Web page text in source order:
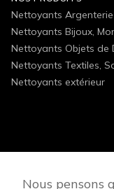
Nettoyants Argenterie
Nettoyants Bijoux,
Nettoyants Objets de
Nettoyants Textiles,
Nettoyants extérieur
FOLLOW US
Nous pensons